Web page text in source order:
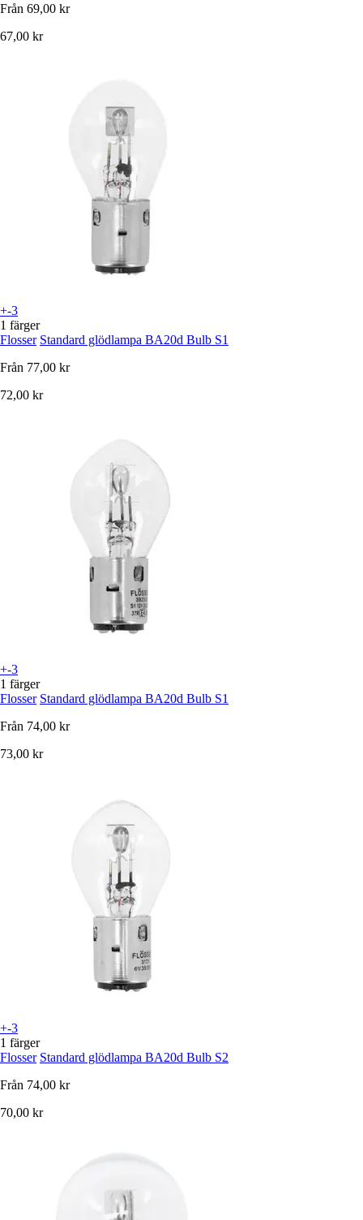
Från 69,00 kr
67,00 kr
+-3
1 färger
Flosser Standard glödlampa BA20d Bulb S1
Från 77,00 kr
72,00 kr
+-3
1 färger
Flosser Standard glödlampa BA20d Bulb S1
Från 74,00 kr
73,00 kr
+-3
1 färger
Flosser Standard glödlampa BA20d Bulb S2
Från 74,00 kr
70,00 kr